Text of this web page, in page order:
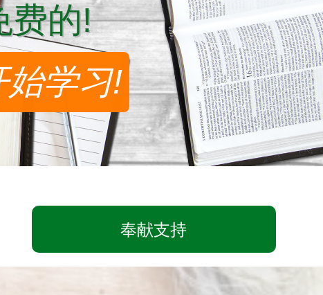
费的!
费的!
始学习!
奉献支持